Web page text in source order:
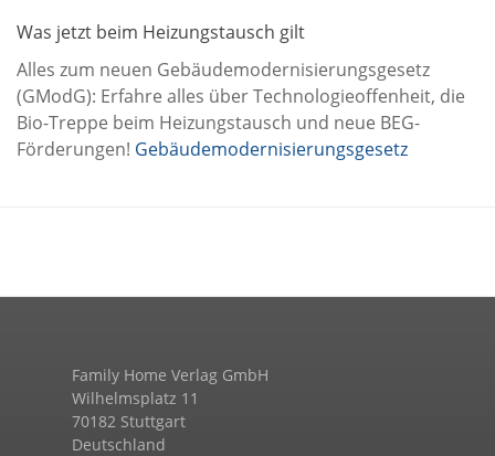
Was jetzt beim Heizungstausch gilt
Alles zum neuen Gebäudemodernisierungsgesetz
(GModG): Erfahre alles über Technologieoffenheit, die
Bio-Treppe beim Heizungstausch und neue BEG-
Förderungen! Gebäudemodernisierungsgesetz
Family Home Verlag GmbH
Wilhelmsplatz 11
70182 Stuttgart
Deutschland